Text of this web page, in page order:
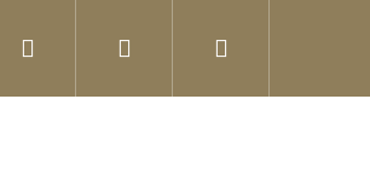
Kontakty Přihlášení